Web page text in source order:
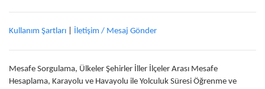
Kullanım Şartları İletişim / Mesaj Gönder
Mesafe Sorgulama, Ülkeler Şehirler İller İlçeler Arası Mesafe
Hesaplama, Karayolu ve Havayolu ile Yolculuk Süresi Öğrenme ve